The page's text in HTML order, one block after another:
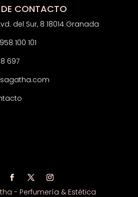
CONTACTO
del Sur, 8 18014 Granada
100 101
697
- Perfumería & Estética